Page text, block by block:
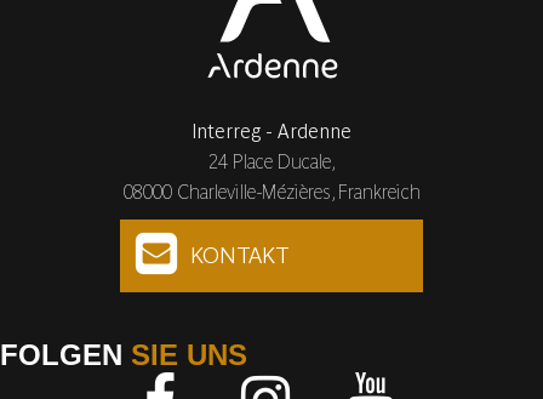
Interreg - Ardenne
24 Place Ducale,
08000 Charleville-Mézières, Frankreich
KONTAKT
FOLGEN SIE UNS